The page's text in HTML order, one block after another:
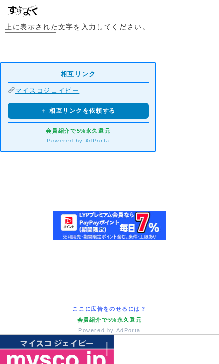
上に表示された文字を入力してください。
相互リンク
マイスコジェイピー
＋ 相互リンクを依頼する
会員紹介で5%永久還元
Powered by AdPorta
ここに広告をのせるには？
会員紹介で5%永久還元
Powered by AdPorta